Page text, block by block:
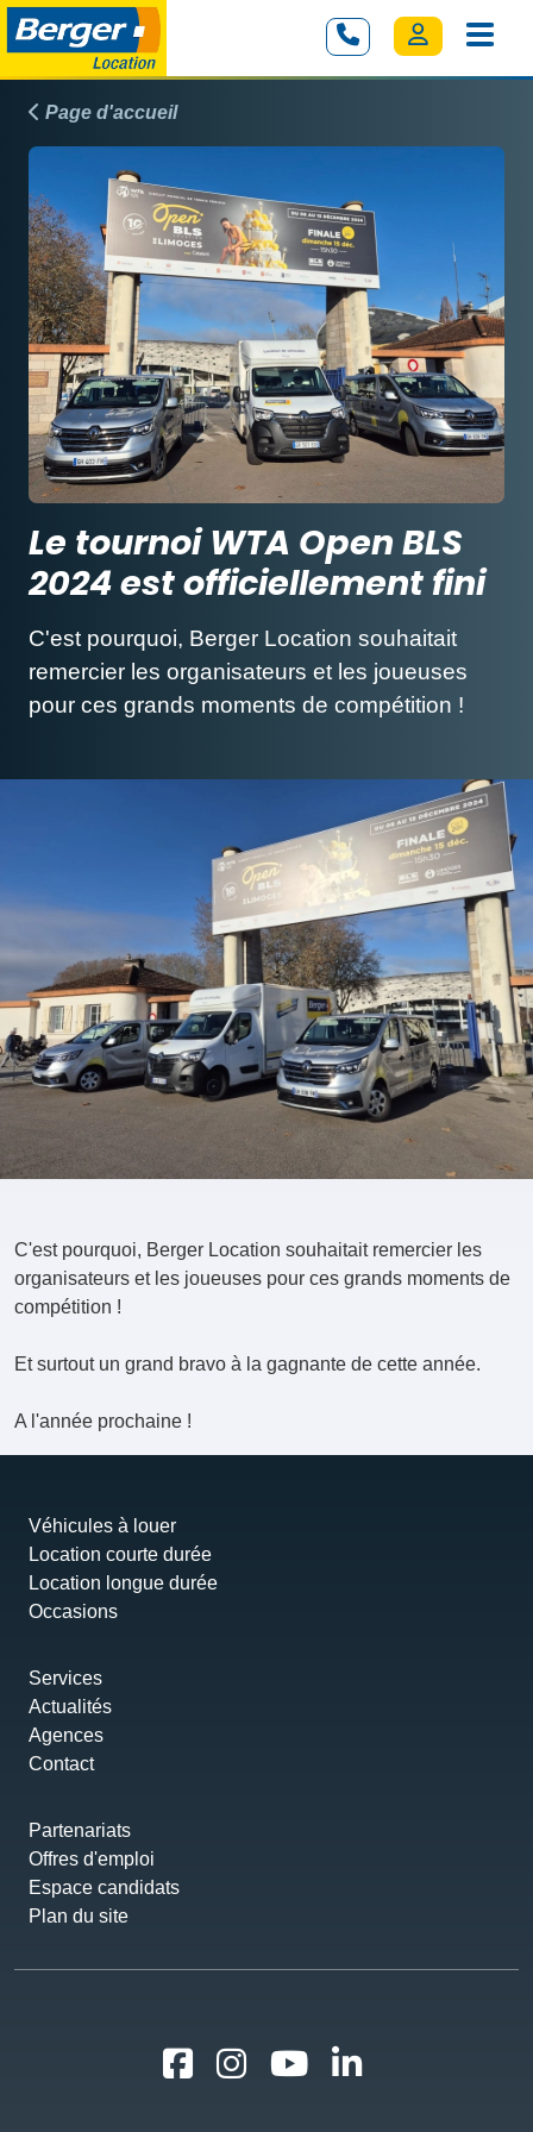
Page d'accueil
Le tournoi WTA Open BLS
2024 est officiellement fini
C'est pourquoi, Berger Location souhaitait
remercier les organisateurs et les joueuses
pour ces grands moments de compétition !
C'est pourquoi, Berger Location souhaitait remercier les
organisateurs et les joueuses pour ces grands moments de
compétition !
Et surtout un grand bravo à la gagnante de cette année.
A l'année prochaine !
Véhicules à louer
Location courte durée
Location longue durée
Occasions
Services
Actualités
Agences
Contact
Partenariats
Offres d'emploi
Espace candidats
Plan du site